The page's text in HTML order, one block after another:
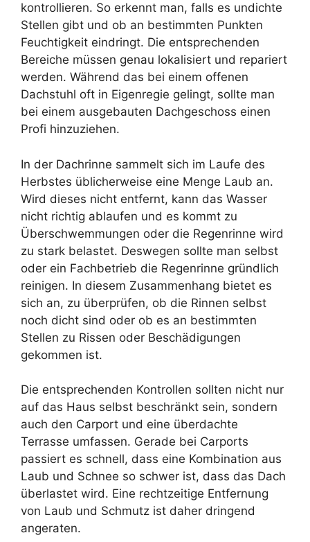
kontrollieren. So erkennt man, falls es undichte
Stellen gibt und ob an bestimmten Punkten
Feuchtigkeit eindringt. Die entsprechenden
Bereiche müssen genau lokalisiert und repariert
werden. Während das bei einem offenen
Dachstuhl oft in Eigenregie gelingt, sollte man
bei einem ausgebauten Dachgeschoss einen
Profi hinzuziehen.
In der Dachrinne sammelt sich im Laufe des
Herbstes üblicherweise eine Menge Laub an.
Wird dieses nicht entfernt, kann das Wasser
nicht richtig ablaufen und es kommt zu
Überschwemmungen oder die Regenrinne wird
zu stark belastet. Deswegen sollte man selbst
oder ein Fachbetrieb die Regenrinne gründlich
reinigen. In diesem Zusammenhang bietet es
sich an, zu überprüfen, ob die Rinnen selbst
noch dicht sind oder ob es an bestimmten
Stellen zu Rissen oder Beschädigungen
gekommen ist.
Die entsprechenden Kontrollen sollten nicht nur
auf das Haus selbst beschränkt sein, sondern
auch den Carport und eine überdachte
Terrasse umfassen. Gerade bei Carports
passiert es schnell, dass eine Kombination aus
Laub und Schnee so schwer ist, dass das Dach
überlastet wird. Eine rechtzeitige Entfernung
von Laub und Schmutz ist daher dringend
angeraten.